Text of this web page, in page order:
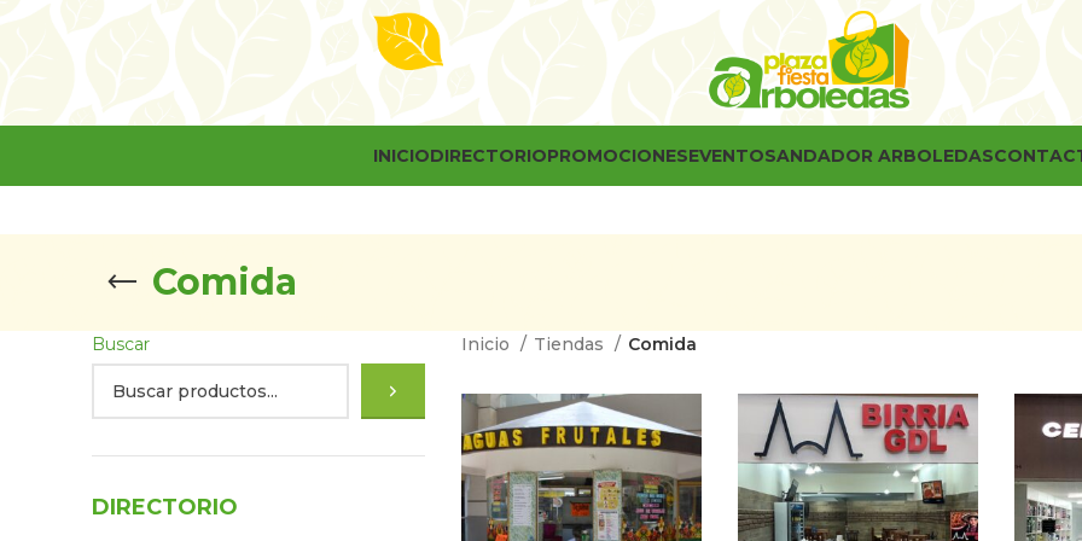
INICIODIRECTORIOPROMOCIONESEVENTOSANDADOR ARBOLEDAS
Comida
Buscar
DIRECTORIO
Inicio Tiendas Comida